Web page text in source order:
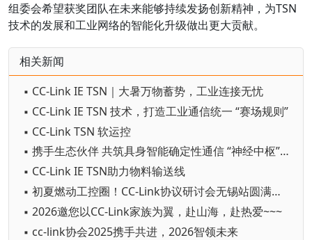
组委会希望获奖团队在未来能够持续发扬创新精神，为TSN
技术的发展和工业网络的智能化升级做出更大贡献。
相关新闻
▪ CC-Link IE TSN｜大暑万物蓄势，工业连接无忧
▪ CC-Link IE TSN 技术，打造工业通信统一 “赛场规则”
▪ CC-Link TSN 软运控
▪ 携手生态伙伴 共筑具身智能确定性通信 “神经中枢”—CC-Link IE TSN
▪ CC-Link IE TSN助力物料输送线
▪ 初夏燃动工控圈！CC-Link协议研讨会无锡站圆满收官
▪ 2026邀您以CC-Link家族为翼，赴山海，赴热爱~~~
▪ cc-link协会2025携手共进，2026智领未来